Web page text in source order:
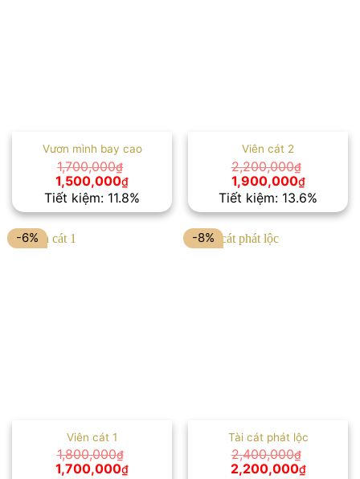
Vươn mình bay cao
1,700,000₫
Giá
gốc
là:
1,700,000₫.
1,500,000₫Giá
hiện
tại
là:
1,500,000₫.
Tiết kiệm: 11.8%
Viên cát 2
2,200,000₫
Giá
gốc
là:
2,200,000₫.
1,900,000₫Giá
hiện
tại
là:
Tiết kiệm: 13.6%
-6%
Viên cát 1
1,800,000₫
Giá
1,700,000₫Giá
-8%
Tài cát phát lộc
2,400,000₫
Giá
2,200,000₫Giá